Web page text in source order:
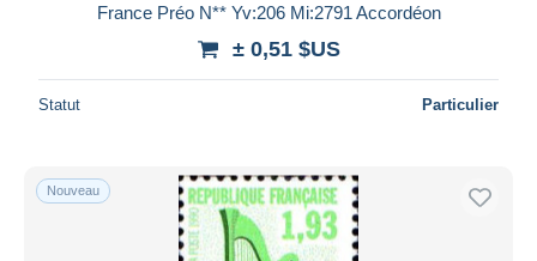
France Préo N** Yv:206 Mi:2791 Accordéon
± 0,51 $US
Statut Particulier
Nouveau